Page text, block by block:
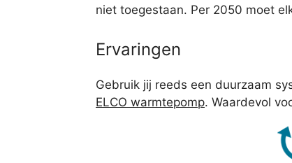
niet toegestaan. Per 2050 moet
Ervaringen
Gebruik jij reeds een duurzaam
ELCO warmtepomp. Waardevol